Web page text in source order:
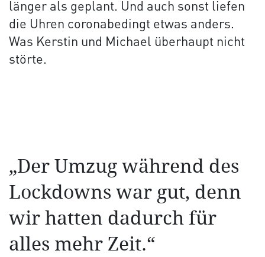
länger als geplant. Und auch sonst liefen
die Uhren coronabedingt etwas anders.
Was Kerstin und Michael überhaupt nicht
störte.
„Der Umzug während des
Lockdowns war gut, denn
wir hatten dadurch für
alles mehr Zeit.“